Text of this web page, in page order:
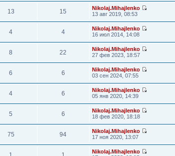
13 15
Nikolaj.Mihajlenko
13 авг 2019, 08:53
4 4
Nikolaj.Mihajlenko
16 июл 2014, 14:08
8 22
Nikolaj.Mihajlenko
27 фев 2023, 18:57
6 6
Nikolaj.Mihajlenko
03 сен 2024, 07:55
4 6
Nikolaj.Mihajlenko
05 янв 2020, 14:39
5 6
Nikolaj.Mihajlenko
18 фев 2020, 18:18
75 94
Nikolaj.Mihajlenko
17 ноя 2020, 13:07
Nikolaj.Mihajlenko